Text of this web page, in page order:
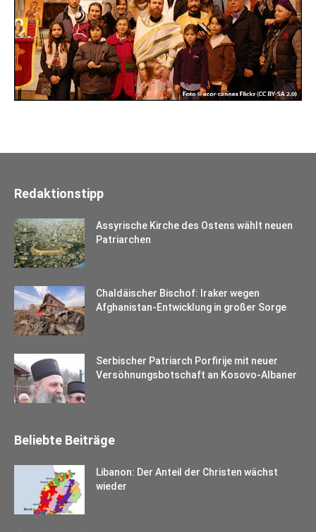
Redaktionstipp
Assyrische Kirche des Ostens wählt neuen
Patriarchen
Chaldäischer Bischof: Iraker wegen
Afghanistan-Entwicklung in großer Sorge
Serbischer Patriarch Porfirije mit neuer
Versöhnungsbotschaft an Kosovo-Albaner
Beliebte Beiträge
Libanon: Der Anteil der Christen wächst
wieder